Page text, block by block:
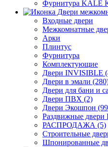
Фурнитура KALE
Входные двери
Межкомнатные
Арки
Плинтус
Фурнитура
Комплектующие
Двери INVISIBLE
Двери в эмали
Двери для бани и
Двери ПВХ (2)
Двери Экошпон
Раздвижные двери
РАСПРОДАЖА (5)
Строительные
Шпонированные